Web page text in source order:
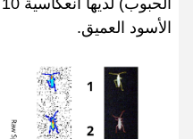
الأسود العميق.